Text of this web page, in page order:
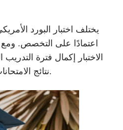
يختلف اختبار البورد
اعتمادًا على التخصص.
الاختبار إكمال فترة
نتائج الامتحانات السابقة، ودفع الرسوم.